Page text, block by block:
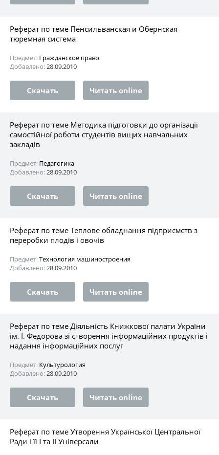
Реферат по теме Пенсильванская и Обернская
тюремная система
Предмет: Гражданское право
Добавлено:28.09.2010
Скачать Читать online
Реферат по теме Методика підготовки до організації
самостійної роботи студентів вищих навчальних
закладів
Предмет: Педагогика
Добавлено:28.09.2010
Скачать Читать online
Реферат по теме Теплове обладнання підприємств з
переробки плодів і овочів
Предмет:Технология машиностроения
Добавлено:28.09.2010
Скачать Читать online
Реферат по теме Діяльність Книжкової палати України
ім. І. Федорова зі створення інформаційних продуктів і
надання інформаційних послуг
Предмет: Культурология
Добавлено:28.09.2010
Скачать Читать online
Реферат по теме Утворення Української Центральної
Ради і її I та II Універсали